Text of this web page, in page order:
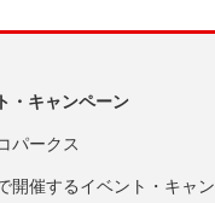
・キャンペーン
パークス
開催するイベント・キャン